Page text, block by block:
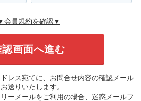
会員規約を確認▼
レス宛てに、お問合せ内容の確認メール
送りいたします。
ーメールをご利用の場合、迷惑メールフ